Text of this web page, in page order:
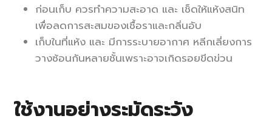
ก่อนเก็บ ควรทำความสะอาด และ เช็ดให้แห้งสนิท
เพื่อลดการสะสมของเชื้อราและกลิ่นอับ
เก็บในที่แห้ง และ มีการระบายอากาศ หลีกเลี่ยงการ
วางซ้อนกันหลายชั้นเพราะอาจเกิดรอยขีดข่วน
ใช้งานอย่างระมัดระวัง